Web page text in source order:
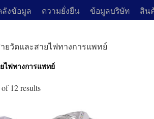
ลังข้อมูล ความยั่งยืน ข้อมูลบริษัท สิน
ยวัดและสายไฟทางการแพทย์
ไฟทางการแพทย์
12 results